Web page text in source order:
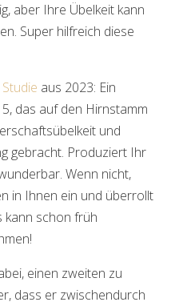
aber Ihre Übelkeit kann
Super hilfreich diese
Studie aus 2023: Ein
das auf den Hirnstamm
und
gebracht. Produziert Ihr
Wenn nicht,
in Ihnen ein und überrollt
kann schon früh
einen zweiten zu
dass er zwischendurch